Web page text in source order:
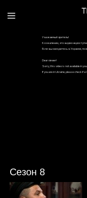
Сезон 8